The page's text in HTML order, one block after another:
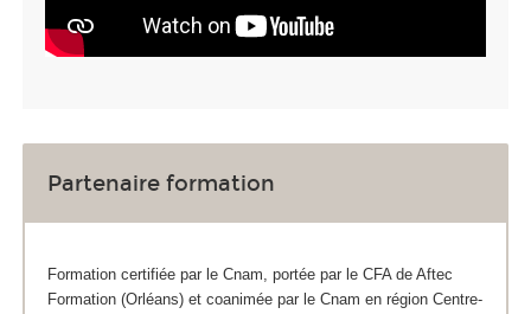
Partenaire formation
Formation certifiée par le Cnam, portée par le CFA de Aftec
Formation (Orléans) et coanimée par le Cnam en région Centre-